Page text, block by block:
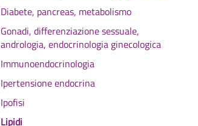
Diabete, pancreas, metabolismo
Gonadi, differenziazione sessuale,
andrologia, endocrinologia ginecologica
Immunoendocrinologia
Ipertensione endocrina
Ipofisi
Lipidi